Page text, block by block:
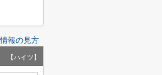
情報の見方
【ハイツ】